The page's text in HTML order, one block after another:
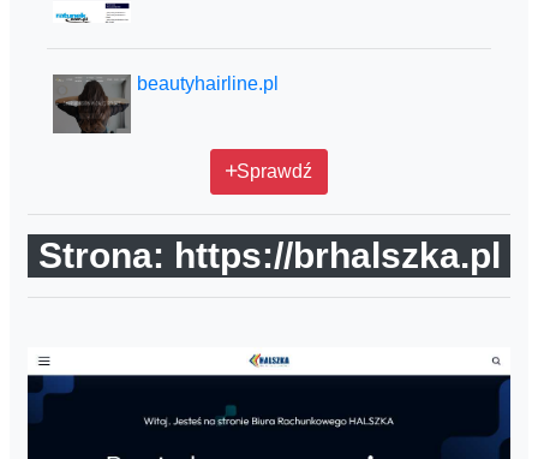
beautyhairline.pl
Sprawdź
Strona: https://brhalszka.pl